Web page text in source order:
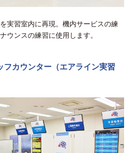
実習室内に再現。機内サービスの練
ウンスの練習に使用します。
フカウンター（エアライン実習